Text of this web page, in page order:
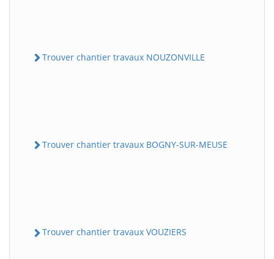
Trouver chantier travaux NOUZONVILLE
Trouver chantier travaux BOGNY-SUR-MEUSE
Trouver chantier travaux VOUZIERS